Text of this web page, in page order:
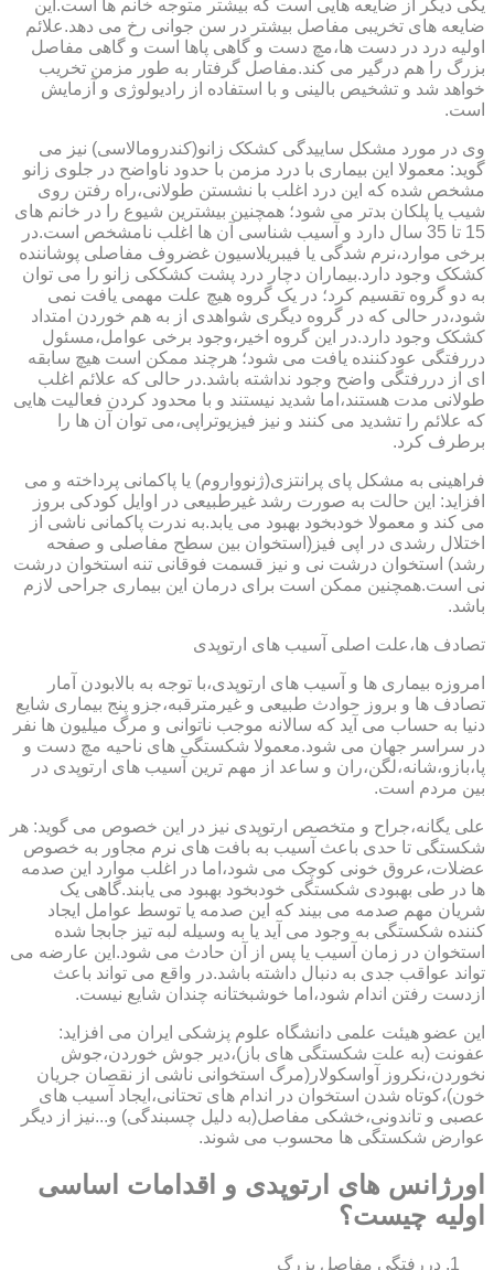
یکی دیگر از ضایعه هایی است که بیشتر متوجه خانم ها است.این
ضایعه های تخریبی مفاصل بیشتر در سن جوانی رخ می دهد.علائم
اولیه درد در دست ها،مچ دست و گاهی پاها است و گاهی مفاصل
بزرگ را هم درگیر می کند.مفاصل گرفتار به طور مزمن تخریب
خواهد شد و تشخیص بالینی و با استفاده از رادیولوژی و آزمایش
است.
وی در مورد مشکل ساییدگی کشکک زانو(کندرومالاسی) نیز می
گوید: معمولا این بیماری با درد مزمن با حدود ناواضح در جلوی زانو
مشخص شده که این درد اغلب با نشستن طولانی،راه رفتن روی
شیب یا پلکان بدتر می شود؛ همچنین بیشترین شیوع را در خانم های
15 تا 35 سال دارد و آسیب شناسی آن ها اغلب نامشخص است.در
برخی موارد،نرم شدگی یا فیبریلاسیون غضروف مفاصلی پوشاننده
کشکک وجود دارد.بیماران دچار درد پشت کشککی زانو را می توان
به دو گروه تقسیم کرد؛ در یک گروه هیچ علت مهمی یافت نمی
شود،در حالی که در گروه دیگری شواهدی از به هم خوردن امتداد
کشکک وجود دارد.در این گروه اخیر،وجود برخی عوامل،مسئول
دررفتگی عودکننده یافت می شود؛ هرچند ممکن است هیچ سابقه
ای از دررفتگی واضح وجود نداشته باشد.در حالی که علائم اغلب
طولانی مدت هستند،اما شدید نیستند و با محدود کردن فعالیت هایی
که علائم را تشدید می کنند و نیز فیزیوتراپی،می توان آن ها را
برطرف کرد.
فراهینی به مشکل پای پرانتزی(ژنوواروم) یا پاکمانی پرداخته و می
افزاید: این حالت به صورت رشد غیرطبیعی در اوایل کودکی بروز
می کند و معمولا خودبخود بهبود می یابد.به ندرت پاکمانی ناشی از
اختلال رشدی در اپی فیز(استخوان بین سطح مفاصلی و صفحه
رشد) استخوان درشت نی و نیز قسمت فوقانی تنه استخوان درشت
نی است.همچنین ممکن است برای درمان این بیماری جراحی لازم
باشد.
تصادف ها،علت اصلی آسیب های ارتوپدی
امروزه بیماری ها و آسیب های ارتوپدی،با توجه به بالابودن آمار
تصادف ها و بروز حوادث طبیعی و غیرمترقبه،جزو پنج بیماری شایع
دنیا به حساب می آید که سالانه موجب ناتوانی و مرگ میلیون ها نفر
در سراسر جهان می شود.معمولا شکستگی های ناحیه مچ دست و
پا،بازو،شانه،لگن،ران و ساعد از مهم ترین آسیب های ارتوپدی در
بین مردم است.
علی یگانه،جراح و متخصص ارتوپدی نیز در این خصوص می گوید: هر
شکستگی تا حدی باعث آسیب به بافت های نرم مجاور به خصوص
عضلات،عروق خونی کوچک می شود،اما در اغلب موارد این صدمه
ها در طی بهبودی شکستگی خودبخود بهبود می یابند.گاهی یک
شریان مهم صدمه می بیند که این صدمه یا توسط عوامل ایجاد
کننده شکستگی به وجود می آید یا به وسیله لبه تیز جابجا شده
استخوان در زمان آسیب یا پس از آن حادث می شود.این عارضه می
تواند عواقب جدی به دنبال داشته باشد.در واقع می تواند باعث
ازدست رفتن اندام شود،اما خوشبختانه چندان شایع نیست.
این عضو هیئت علمی دانشگاه علوم پزشکی ایران می افزاید:
عفونت (به علت شکستگی های باز)،دیر جوش خوردن،جوش
نخوردن،نکروز آواسکولار(مرگ استخوانی ناشی از نقصان جریان
خون)،کوتاه شدن استخوان در اندام های تحتانی،ایجاد آسیب های
عصبی و تاندونی،خشکی مفاصل(به دلیل چسبندگی) و...نیز از دیگر
عوارض شکستگی ها محسوب می شوند.
اورژانس های ارتوپدی و اقدامات اساسی
اولیه چیست؟
دررفتگی مفاصل بزرگ